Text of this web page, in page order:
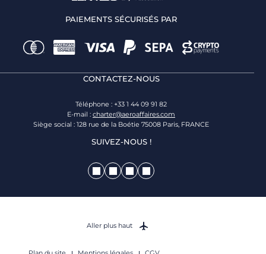
PAIEMENTS SÉCURISÉS PAR
CONTACTEZ-NOUS
Téléphone : +33 1 44 09 91 82
E-mail : charter@aeroaffaires.com
Siège social : 128 rue de la Boétie 75008 Paris, FRANCE
SUIVEZ-NOUS !
Aller plus haut